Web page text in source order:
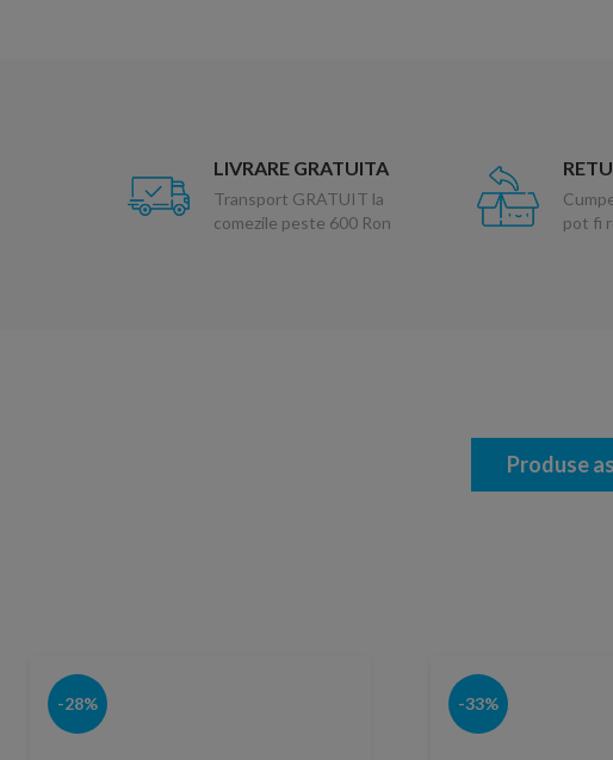
LIVRARE GRATUITA
Transport GRATUIT la
comezile peste 600 Ron
pot fi
Produse
-28% -33%